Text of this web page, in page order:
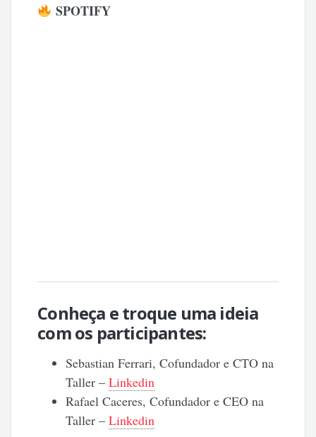
SPOTIFY
Conheça e troque uma ideia
com os participantes:
Sebastian Ferrari, Cofundador e CTO na
Taller –Linkedin
Rafael Caceres, Cofundador e CEO na
Taller –Linkedin